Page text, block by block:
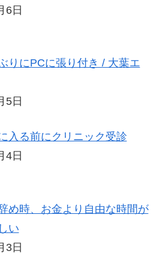
6日
りにPCに張り付き / 大葉エ
5日
入る前にクリニック受診
4日
め時、お金より自由な時間が
い
3日